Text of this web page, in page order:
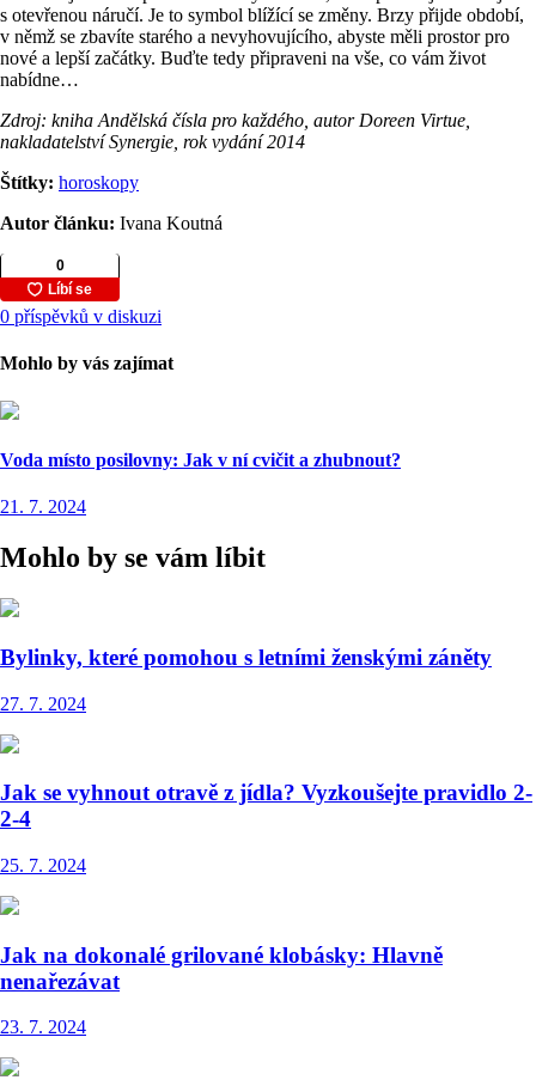
s otevřenou náručí. Je to symbol blížící se změny. Brzy přijde období,
v němž se zbavíte starého a nevyhovujícího, abyste měli prostor pro
nové a lepší začátky. Buďte tedy připraveni na vše, co vám život
nabídne…
Zdroj: kniha Andělská čísla pro každého, autor Doreen Virtue,
nakladatelství Synergie, rok vydání 2014
Štítky: horoskopy
Autor článku: Ivana Koutná
0 příspěvků v diskuzi
Mohlo by vás zajímat
Voda místo posilovny: Jak v ní cvičit a zhubnout?
21. 7. 2024
Mohlo by se vám líbit
Bylinky, které pomohou s letními ženskými záněty
27. 7. 2024
Jak se vyhnout otravě z jídla? Vyzkoušejte pravidlo 2-
2-4
25. 7. 2024
Jak na dokonalé grilované klobásky: Hlavně
nenařezávat
23. 7. 2024